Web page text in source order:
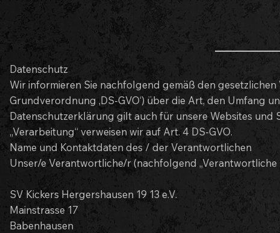
Datenschutz
Wir informieren Sie nachfolgend gemäß den
Grundverordnung ‚DS-GVO‘) über die Art, den Umfang
Datenschutzerklärung gilt auch für unsere Websites und
„Verarbeitung“ verweisen wir auf Art. 4 DS-GVO.
Name und Kontaktdaten des / der Verantwortlichen
Unser/e Verantwortliche/r (nachfolgend „Verantwortliche
SV Kickers Hergershausen 19 13 e.V.
Mainstrasse 17
Babenhausen